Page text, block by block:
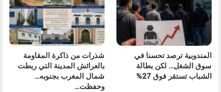
المندوبية ترصد تحسنا في
سوق الشغل… لكن بطالة
الشباب تستقر فوق 27%
شذرات من ذاكرة المقاومة
بالعرائش المدينة التي ربطت
شمال المغرب بجنوبه…
وحفظت…